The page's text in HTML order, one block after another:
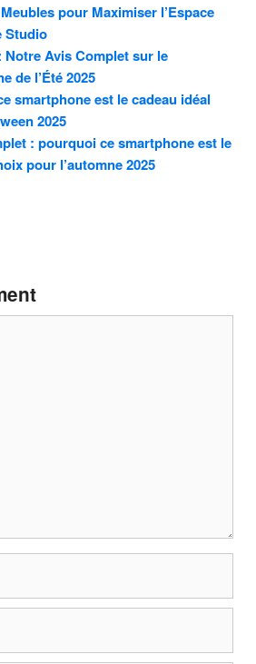
pour Maximiser l’Espace
Studio
Notre Avis Complet sur le
de l’Été 2025
smartphone est le cadeau idéal
2025
: pourquoi ce smartphone est le
pour l’automne 2025